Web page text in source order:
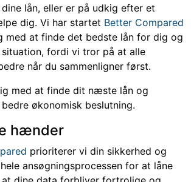
lån, eller er på udkig efter et
dig. Vi har startet Better Compared
at finde det bedste lån for dig og
fordi vi tror på at alle
når du sammenligner først.
med at finde dit næste lån og
økonomisk beslutning.
hænder
prioriterer vi din sikkerhed og
ansøgningsprocessen for at låne